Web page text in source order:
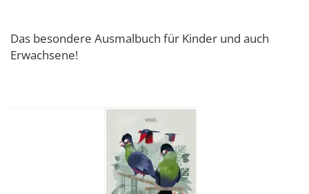
Das besondere Ausmalbuch für Kinder und auch
Erwachsene!